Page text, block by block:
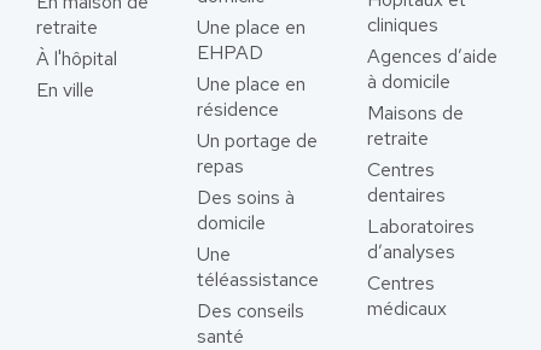
retraite
À l'hôpital
En ville
Une place en
EHPAD
Une place en
résidence
Un portage de
repas
Des soins à
domicile
Une
téléassistance
Des conseils
santé
cliniques
Agences d’aide
à domicile
Maisons de
retraite
Centres
dentaires
Laboratoires
d’analyses
Centres
médicaux